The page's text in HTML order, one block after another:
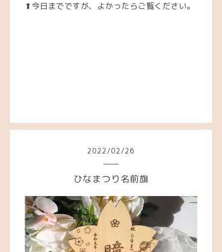
⬆︎今日までですが、よかったらご覧ください。
2022/02/26
ひなまつり名前旗